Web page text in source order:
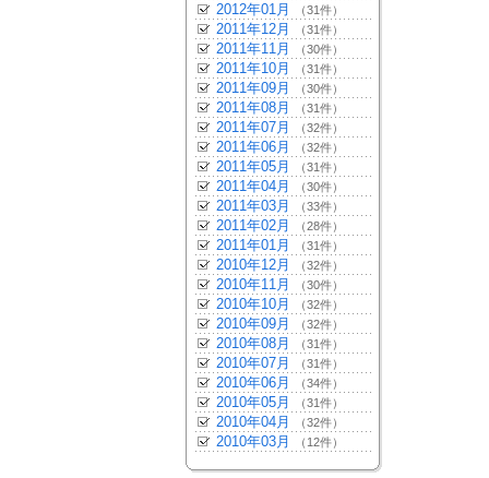
2012年01月 （31件）
2011年12月 （31件）
2011年11月 （30件）
2011年10月 （31件）
2011年09月 （30件）
2011年08月 （31件）
2011年07月 （32件）
2011年06月 （32件）
2011年05月 （31件）
2011年04月 （30件）
2011年03月 （33件）
2011年02月 （28件）
2011年01月 （31件）
2010年12月 （32件）
2010年11月 （30件）
2010年10月 （32件）
2010年09月 （32件）
2010年08月 （31件）
2010年07月 （31件）
2010年06月 （34件）
2010年05月 （31件）
2010年04月 （32件）
2010年03月 （12件）